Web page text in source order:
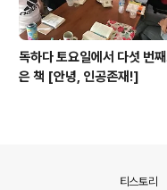
독하다 토요일에서 다섯 번
은 책 [안녕, 인공존재!]
티스토리